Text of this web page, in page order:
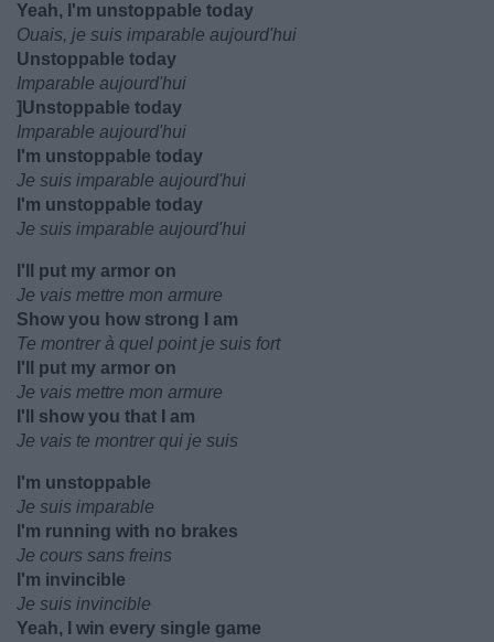
Yeah, I'm unstoppable today
Ouais, je suis imparable aujourd'hui
Unstoppable today
Imparable aujourd'hui
]Unstoppable today
Imparable aujourd'hui
I'm unstoppable today
Je suis imparable aujourd'hui
I'm unstoppable today
Je suis imparable aujourd'hui
I'll put my armor on
Je vais mettre mon armure
Show you how strong I am
Te montrer à quel point je suis fort
I'll put my armor on
Je vais mettre mon armure
I'll show you that I am
Je vais te montrer qui je suis
I'm unstoppable
Je suis imparable
I'm running with no brakes
Je cours sans freins
I'm invincible
Je suis invincible
Yeah, I win every single game